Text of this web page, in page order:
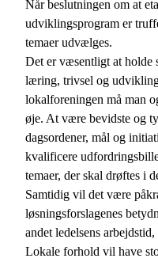
Når beslutningen om at
udviklingsprogram er
temaer udvælges.
Det er væsentligt at holde
læring, trivsel og
lokalforeningen må man
øje. At være bevidste og
dagsordener, mål og
kvalificere
temaer, der skal drøftes i
Samtidig vil det være
løsningsforslagenes
andet ledelsens
Lokale forhold vil have